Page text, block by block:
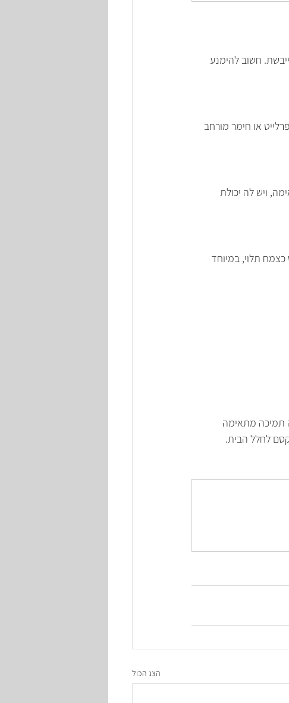
חשוב להימנע
או חימר מורחב
ויש לה יכולת
תלוי, במיוחד
תמיכה מתאימה
לחלל הבית.
הצג הכול